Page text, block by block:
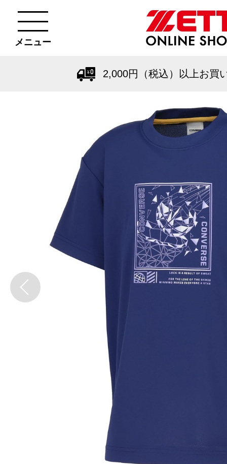
メニュー
2,000円（税込）以上お買